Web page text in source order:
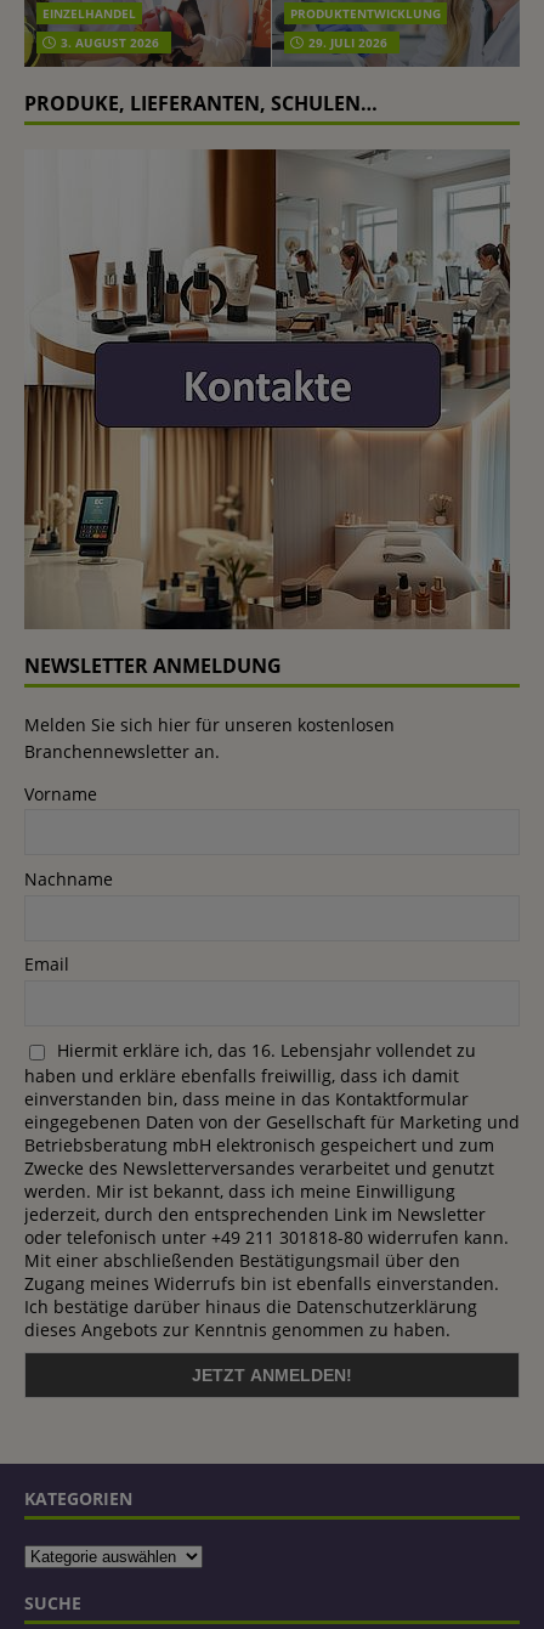
EINZELHANDEL
3. AUGUST 2026
PRODUKTENTWICKLUNG
29. JULI 2026
PRODUKE, LIEFERANTEN, SCHULEN…
NEWSLETTER ANMELDUNG
Melden Sie sich hier für unseren kostenlosen
Branchennewsletter an.
Vorname
Nachname
Email
Hiermit erkläre ich, das 16. Lebensjahr vollendet zu
haben und erkläre ebenfalls freiwillig, dass ich damit
einverstanden bin, dass meine in das Kontaktformular
eingegebenen Daten von der Gesellschaft für Marketing und
Betriebsberatung mbH elektronisch gespeichert und zum
Zwecke des Newsletterversandes verarbeitet und genutzt
werden. Mir ist bekannt, dass ich meine Einwilligung
jederzeit, durch den entsprechenden Link im Newsletter
oder telefonisch unter +49 211 301818-80 widerrufen kann.
Mit einer abschließenden Bestätigungsmail über den
Zugang meines Widerrufs bin ist ebenfalls einverstanden.
Ich bestätige darüber hinaus die Datenschutzerklärung
dieses Angebots zur Kenntnis genommen zu haben.
KATEGORIEN
SUCHE